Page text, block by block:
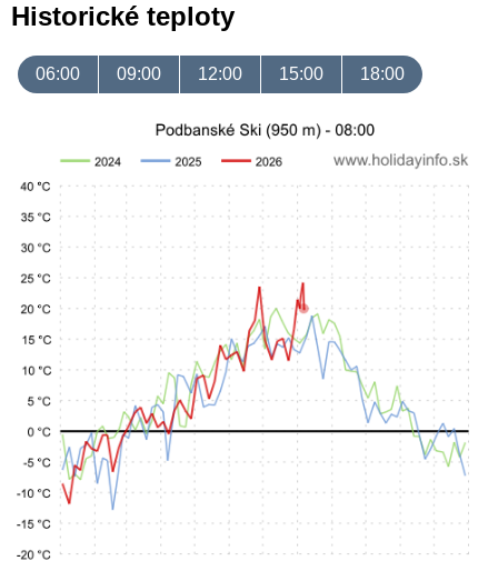
Historické teploty
06:00 09:00 12:00 15:00 18:00